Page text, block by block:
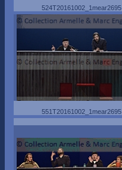
524T20161002_1mear2695
551T20161002_1mear2695